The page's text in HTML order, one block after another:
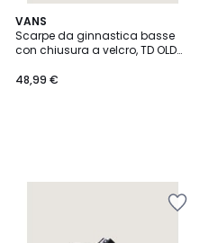
VANS
Scarpe da ginnastica basse
con chiusura a velcro, TD OLD
48,99 €